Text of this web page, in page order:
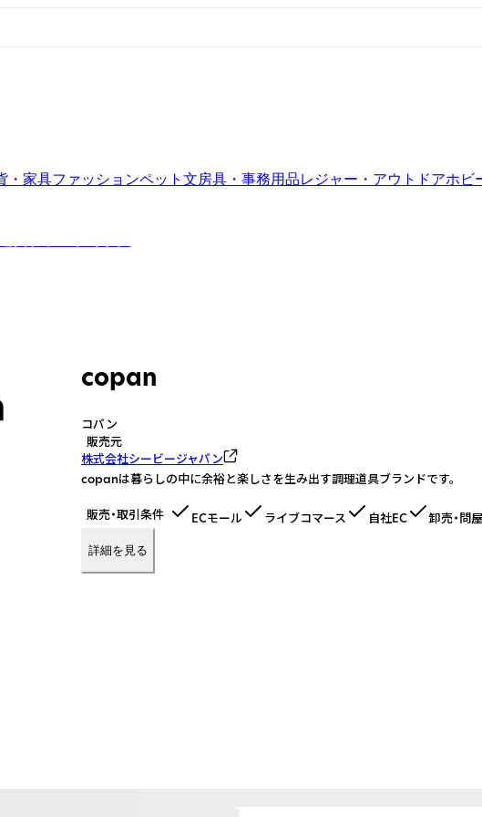
・家具ファッションペット 文房具・事務用品レジャー・アウトドアホビ
copan
コパン
販売元
株式会社シービージャパン
copanは暮らしの中に余裕と楽しさを生み出す調理道具ブランドです。
販売・取引条件 ECモール ライブコマース 自社EC 卸売・問屋
詳細を見る